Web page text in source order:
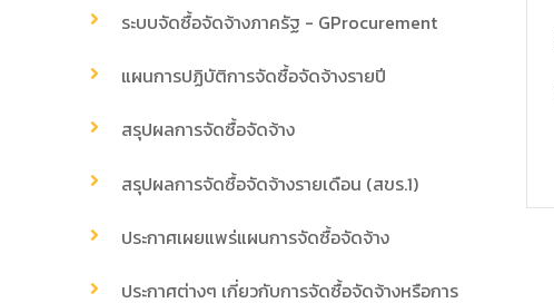
ระบบจัดซื้อจัดจ้างภาครัฐ - GProcurement
แผนการปฏิบัติการจัดซื้อจัดจ้างรายปี
สรุปผลการจัดซื้อจัดจ้าง
สรุปผลการจัดซื้อจัดจ้างรายเดือน (สขร.1)
ประกาศเผยแพร่แผนการจัดซื้อจัดจ้าง
ประกาศต่างๆ เกี่ยวกับการจัดซื้อจัดจ้างหรือการ